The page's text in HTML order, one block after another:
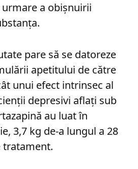
a obișnuirii
pare să se datoreze
apetitului de către
unui efect intrinsec al
depresivi aflați sub
au luat în
3,7 kg de-a lungul a 28
tratament.